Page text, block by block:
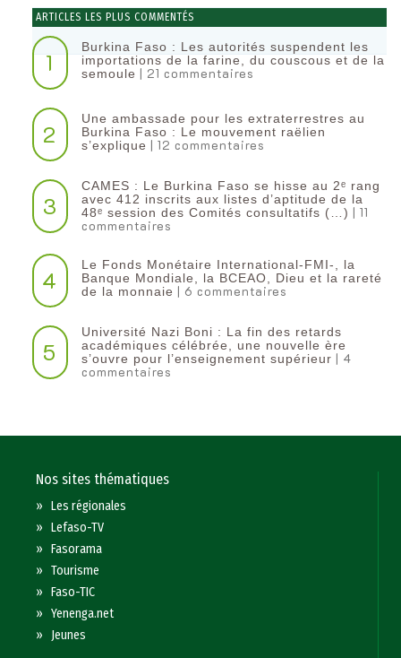
ARTICLES LES PLUS COMMENTÉS
1
Burkina Faso : Les autorités suspendent les
importations de la farine, du couscous et de la
semoule | 21 commentaires
2
Une ambassade pour les extraterrestres au
Burkina Faso : Le mouvement raëlien
s’explique | 12 commentaires
3
CAMES : Le Burkina Faso se hisse au 2ᵉ rang
avec 412 inscrits aux listes d’aptitude de la
48ᵉ session des Comités consultatifs (…) | 11
commentaires
4
Le Fonds Monétaire International-FMI-, la
Banque Mondiale, la BCEAO, Dieu et la rareté
de la monnaie | 6 commentaires
5
Université Nazi Boni : La fin des retards
académiques célébrée, une nouvelle ère
s’ouvre pour l’enseignement supérieur | 4
commentaires
Nos sites thématiques
»Les régionales
»Lefaso-TV
»Fasorama
»Tourisme
»Faso-TIC
»Yenenga.net
» Jeunes